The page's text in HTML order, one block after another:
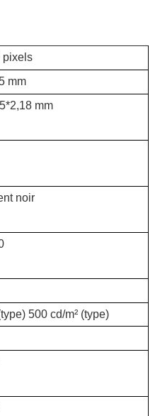
pixels
mm
mm
noir
500 cd/m² (type)